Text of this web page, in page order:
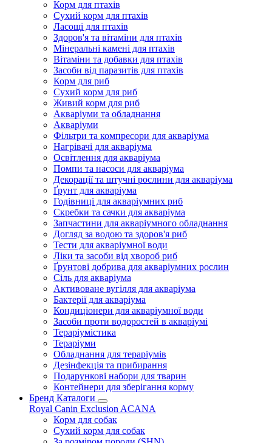
Корм для птахів
Сухий корм для птахів
Ласощі для птахів
Здоров'я та вітаміни для птахів
Мінеральні камені для птахів
Вітаміни та добавки для птахів
Засоби від паразитів для птахів
Корм для риб
Сухий корм для риб
Живий корм для риб
Акваріуми та обладнання
Акваріуми
Фільтри та компресори для акваріума
Нагрівачі для акваріума
Освітлення для акваріума
Помпи та насоси для акваріума
Декорації та штучні рослини для акваріума
Ґрунт для акваріума
Годівниці для акваріумних риб
Скребки та сачки для акваріума
Запчастини для акваріумного обладнання
Догляд за водою та здоров'я риб
Тести для акваріумної води
Ліки та засоби від хвороб риб
Ґрунтові добрива для акваріумних рослин
Сіль для акваріума
Активоване вугілля для акваріума
Бактерії для акваріума
Кондиціонери для акваріумної води
Засоби проти водоростей в акваріумі
Тераріумістика
Тераріуми
Обладнання для тераріумів
Дезінфекція та прибирання
Подарункові набори для тварин
Контейнери для зберігання корму
Бренд Каталоги
Royal Canin Exclusion ACANA
Корм для собак
Сухий корм для собак